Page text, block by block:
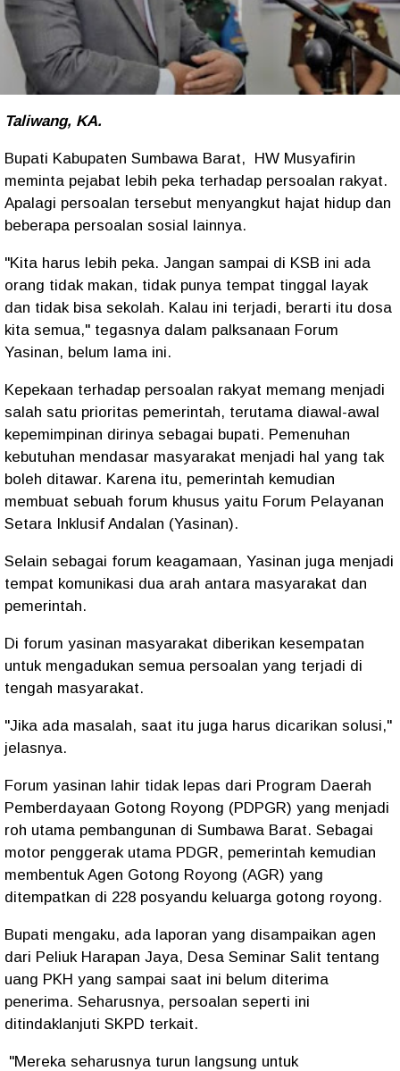
Taliwang, KA.
Bupati Kabupaten Sumbawa Barat, HW Musyafirin
meminta pejabat lebih peka terhadap persoalan rakyat.
Apalagi persoalan tersebut menyangkut hajat hidup dan
beberapa persoalan sosial lainnya.
"Kita harus lebih peka. Jangan sampai di KSB ini ada
orang tidak makan, tidak punya tempat tinggal layak
dan tidak bisa sekolah. Kalau ini terjadi, berarti itu dosa
kita semua," tegasnya dalam palksanaan Forum
Yasinan, belum lama ini.
Kepekaan terhadap persoalan rakyat memang menjadi
salah satu prioritas pemerintah, terutama diawal-awal
kepemimpinan dirinya sebagai bupati. Pemenuhan
kebutuhan mendasar masyarakat menjadi hal yang tak
boleh ditawar. Karena itu, pemerintah kemudian
membuat sebuah forum khusus yaitu Forum Pelayanan
Setara Inklusif Andalan (Yasinan).
Selain sebagai forum keagamaan, Yasinan juga menjadi
tempat komunikasi dua arah antara masyarakat dan
pemerintah.
Di forum yasinan masyarakat diberikan kesempatan
untuk mengadukan semua persoalan yang terjadi di
tengah masyarakat.
"Jika ada masalah, saat itu juga harus dicarikan solusi,"
jelasnya.
Forum yasinan lahir tidak lepas dari Program Daerah
Pemberdayaan Gotong Royong (PDPGR) yang menjadi
roh utama pembangunan di Sumbawa Barat. Sebagai
motor penggerak utama PDGR, pemerintah kemudian
membentuk Agen Gotong Royong (AGR) yang
ditempatkan di 228 posyandu keluarga gotong royong.
Bupati mengaku, ada laporan yang disampaikan agen
dari Peliuk Harapan Jaya, Desa Seminar Salit tentang
uang PKH yang sampai saat ini belum diterima
penerima. Seharusnya, persoalan seperti ini
ditindaklanjuti SKPD terkait.
"Mereka seharusnya turun langsung untuk